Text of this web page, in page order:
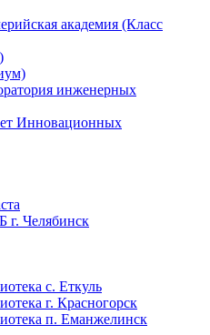
академия (Класс
инженерных
Инновационных
г. Челябинск
с. Еткуль
г. Красногорск
п. Еманжелинск